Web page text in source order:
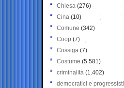
Chiesa (276)
Cina (10)
Comune (342)
Coop (7)
Cossiga (7)
Costume (5.581)
criminalità (1.402)
democratici e progressisti